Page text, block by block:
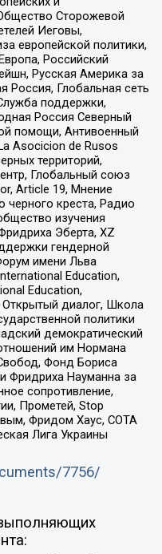
Сторожевой
Иеговы,
европейской политики,
Российский
Русская Америка за
Россия, Глобальная сеть
поддержки,
Россия Северный
помощи, Антивоенный
Asocicion de Rusos
территорий,
Глобальный союз
Article 19, Мнение
черного креста, Радио
изучения
Эберта, XZ
гендерной
имени Льва
Education,
Education,
Открытый диалог, Школа
политики
демократический
им Нормана
Фонд Бориса
Фридриха Науманна за
сопротивление,
Прометей, Stop
Фридом Хаус, СОТА
Лига Украины
7756/